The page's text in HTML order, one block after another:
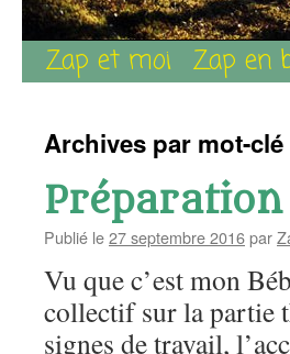
Aller
contenu
Zap et moi Zap en
Archives par mot-clé
Préparation
Publié le27 septembre 2016par
Vu que c’est mon
collectif sur la partie
signes de travail,